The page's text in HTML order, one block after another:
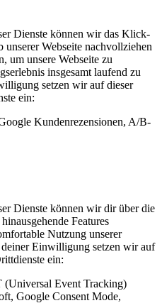
Dienste können wir das Klick-
Webseite nachvollziehen
um unsere Webseite zu
insgesamt laufend zu
setzen wir auf dieser
ein:
Kundenrezensionen, A/B-
Dienste können wir dir über die
Features
Nutzung unserer
Einwilligung setzen wir auf
ein:
(Universal Event Tracking)
Google Consent Mode,